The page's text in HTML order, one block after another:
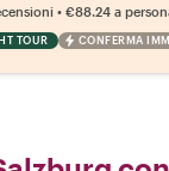
• €88.24 a
TOUR CONFERMA